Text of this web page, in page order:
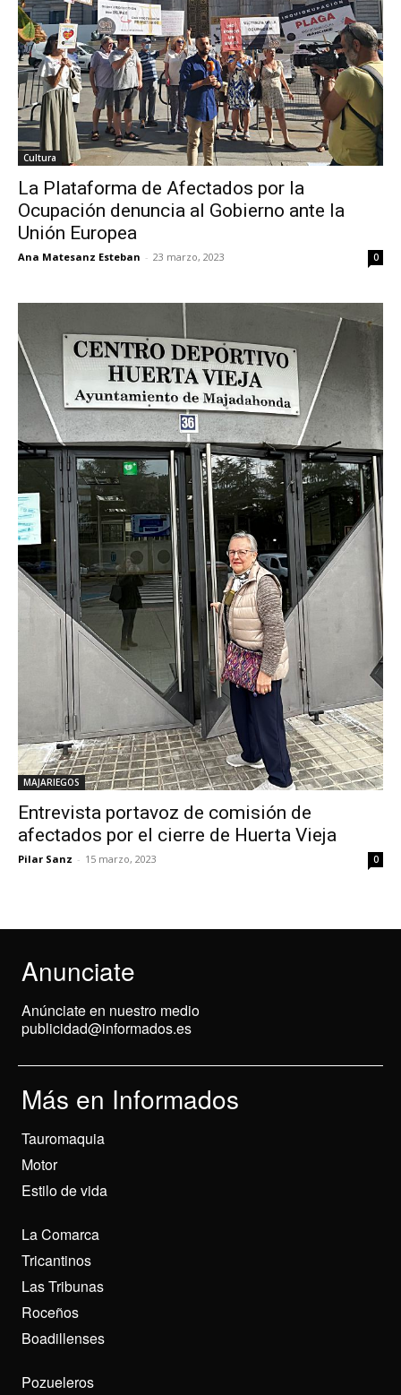
Cultura
La Plataforma de Afectados por la
Ocupación denuncia al Gobierno ante la
Unión Europea
Ana Matesanz Esteban - 23 marzo, 2023 0
MAJARIEGOS
Entrevista portavoz de comisión de
afectados por el cierre de Huerta Vieja
Pilar Sanz - 15 marzo, 2023 0
Anunciate
Anúnciate en nuestro medio
publicidad@informados.es
Más en Informados
Tauromaquia
Motor
Estilo de vida
La Comarca
Tricantinos
Las Tribunas
Roceños
Boadillenses
Pozueleros